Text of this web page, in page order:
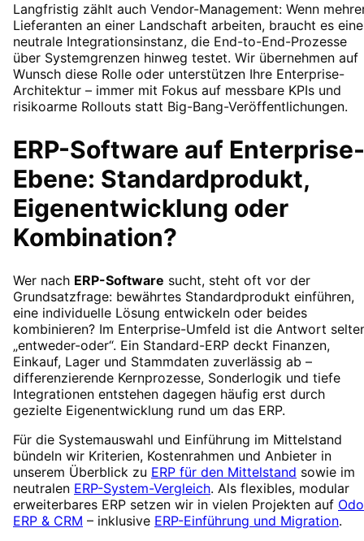
Langfristig zählt auch Vendor-Management: Wenn
Lieferanten an einer Landschaft arbeiten, braucht es eine
neutrale Integrationsinstanz, die End-to-End-Prozesse
über Systemgrenzen hinweg testet. Wir übernehmen auf
Wunsch diese Rolle oder unterstützen Ihre Enterprise-
Architektur – immer mit Fokus auf messbare KPIs und
risikoarme Rollouts statt Big-Bang-Veröffentlichungen.
ERP-Software auf Enterprise-
Ebene: Standardprodukt,
Eigenentwicklung oder
Kombination?
Wer nach ERP-Software sucht, steht oft vor der
Grundsatzfrage: bewährtes Standardprodukt einführen,
eine individuelle Lösung entwickeln oder beides
kombinieren? Im Enterprise-Umfeld ist die Antwort
„entweder-oder“. Ein Standard-ERP deckt Finanzen,
Einkauf, Lager und Stammdaten zuverlässig ab –
differenzierende Kernprozesse, Sonderlogik und tiefe
Integrationen entstehen dagegen häufig erst durch
gezielte Eigenentwicklung rund um das ERP.
Für die Systemauswahl und Einführung im Mittelstand
bündeln wir Kriterien, Kostenrahmen und Anbieter in
unserem Überblick zu ERP für den Mittelstand sowie im
neutralen ERP-System-Vergleich. Als flexibles, modular
erweiterbares ERP setzen wir in vielen Projekten auf
ERP & CRM – inklusive ERP-Einführung und Migration.